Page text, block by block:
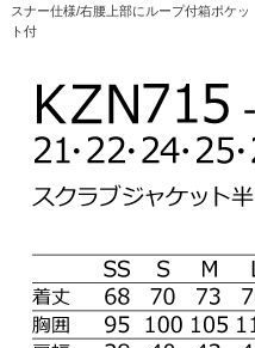
スナー仕様/右腰上部にループ付箱ポケッ
ト付